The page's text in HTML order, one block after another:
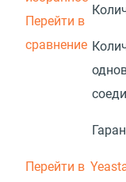
Перейти в
сравнение
Перейти в